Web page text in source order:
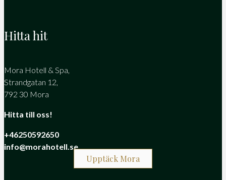
Hitta hit
Mora Hotell & Spa,
Strandgatan 12,
792 30 Mora
Hitta till oss!
+46250592650
info@morahotell.se
Upptäck Mora